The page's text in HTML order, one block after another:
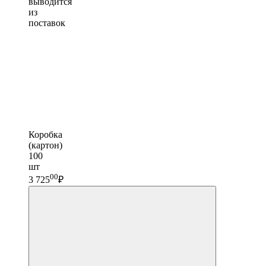
из
поставок
Коробка
(картон)
100
шт
3 72500₽